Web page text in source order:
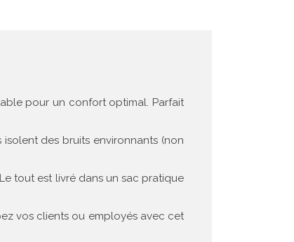
pour un confort optimal. Parfait
des bruits environnants (non
tout est livré dans un sac pratique
vos clients ou employés avec cet